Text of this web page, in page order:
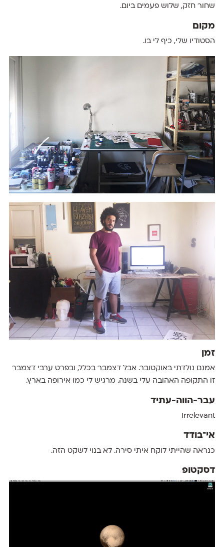
שחור חזק, שלוש פעמים ביום.
מקום
הסטודיו ‬שלי, ‬כיף ‬לי ‬בו.
זמן
אמנם נולדתי באוקטובר. אבל דצמבר בכלל, ובפרט ערבי דצמבר
זו התקופה האהובה עלי בשנה. מרגיש לי כמו אירופה בארץ.
עבר-הווה-עתיד
Irrelevant
אי־בודד
כנראה ‬שהייתי‭ ‬לוקח איתי ‬סירה. לא בנוי לשקט הזה.
דסקטופ